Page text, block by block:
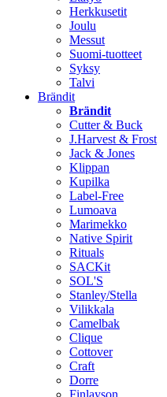
Herkkusetit
Joulu
Messut
Suomi-tuotteet
Syksy
Talvi
Brändit
Brändit
Cutter & Buck
J.Harvest & Frost
Jack & Jones
Klippan
Kupilka
Label-Free
Lumoava
Marimekko
Native Spirit
Rituals
SACKit
SOL'S
Stanley/Stella
Vilikkala
Camelbak
Clique
Cottover
Craft
Dorre
Finlayson